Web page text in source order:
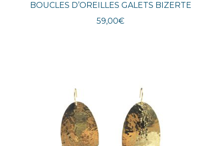
BOUCLES D’OREILLES GALETS BIZERTE
59,00€